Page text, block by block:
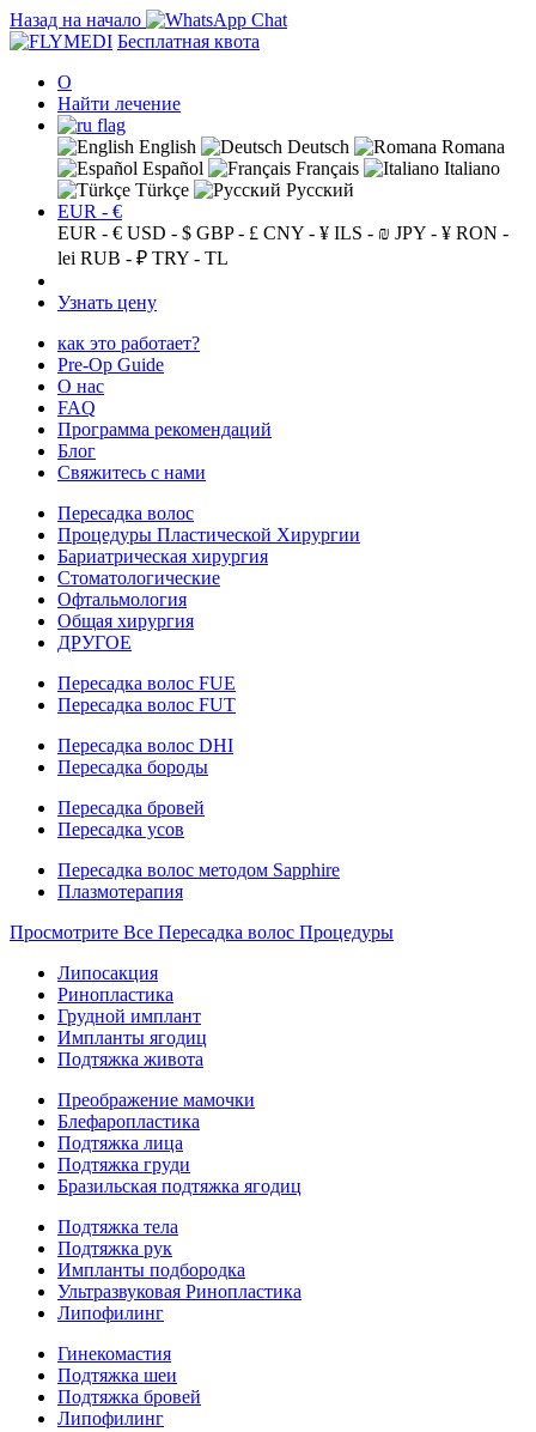
Назад на начало
Бесплатная квота
О
Найти лечение
English Deutsch
Romana
Español
Français
Italiano
Türkçe
Русский
EUR - €
EUR - € USD - $ GBP - £ CNY - ¥ ILS - ₪ JPY - ¥ RON -
lei RUB - ₽ TRY - TL
Узнать цену
как это работает?
Pre-Op Guide
О нас
FAQ
Программа рекомендаций
Блог
Свяжитесь с нами
Пересадка волос
Процедуры Пластической Хирургии
Бариатрическая хирургия
Стоматологические
Офтальмология
Общая хирургия
ДРУГОЕ
Пересадка волос FUE
Пересадка волос FUT
Пересадка волос DHI
Пересадка бороды
Пересадка бровей
Пересадка усов
Пересадка волос методом Sapphire
Плазмотерапия
Просмотрите Все Пересадка волос Процедуры
Липосакция
Ринопластика
Грудной имплант
Импланты ягодиц
Подтяжка живота
Преображение мамочки
Блефаропластика
Подтяжка лица
Подтяжка груди
Бразильская подтяжка ягодиц
Подтяжка тела
Подтяжка рук
Импланты подбородка
Ультразвуковая Ринопластика
Липофилинг
Гинекомастия
Подтяжка шеи
Подтяжка бровей
Липофилинг